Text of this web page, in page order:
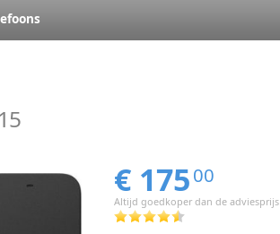
€ 17500
Altijd goedkoper dan de adviesprijs